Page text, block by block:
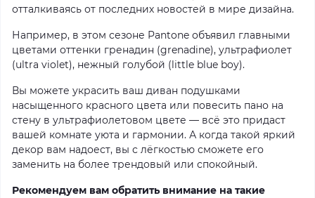
отталкиваясь от последних новостей в мире дизайна.
Например, в этом сезоне Pantone объявил главными
цветами оттенки гренадин (grenadine), ультрафиолет
(ultra violet), нежный голубой (little blue boy).
Вы можете украсить ваш диван подушками
насыщенного красного цвета или повесить пано на
стену в ультрафиолетовом цвете — всё это придаст
вашей комнате уюта и гармонии. А когда такой яркий
декор вам надоест, вы с лёгкостью сможете его
заменить на более трендовый или спокойный.
Рекомендуем вам обратить внимание на такие